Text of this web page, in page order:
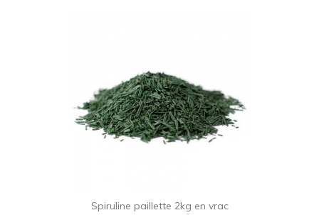
Spiruline paillette 2kg en vrac